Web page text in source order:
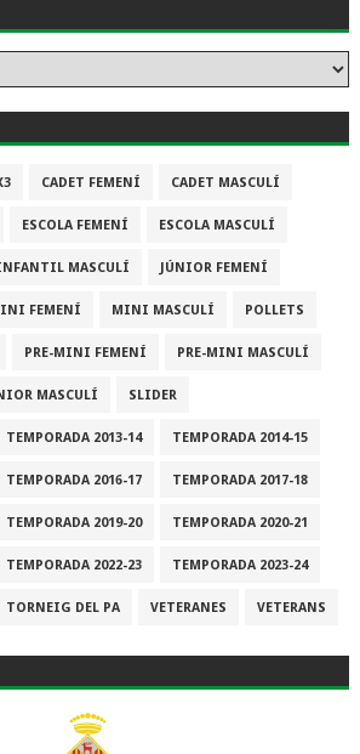
CADET FEMENÍ CADET MASCULÍ
ESCOLA FEMENÍ ESCOLA MASCULÍ
MASCULÍ JÚNIOR FEMENÍ
FEMENÍ MINI MASCULÍ POLLETS
PRE-MINI FEMENÍ PRE-MINI MASCULÍ
MASCULÍ SLIDER
TEMPORADA 2013-14 TEMPORADA 2014-15
TEMPORADA 2016-17 TEMPORADA 2017-18
TEMPORADA 2019-20 TEMPORADA 2020-21
TEMPORADA 2022-23 TEMPORADA 2023-24
TORNEIG DEL PA VETERANES VETERANS